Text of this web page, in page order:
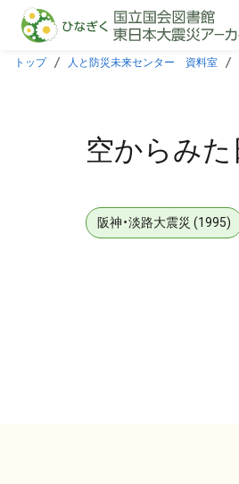
本文に飛ぶ
トップ 人と防災未来センター 資料室
空からみ
阪神・淡路大震災 (1995)